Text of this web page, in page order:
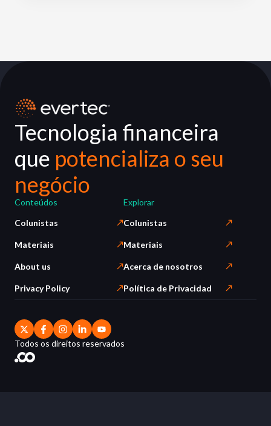
Tecnologia financeira
que potencializa o seu
negócio
Conteúdos
Colunistas
Materiais
About us
Privacy Policy
Explorar
Colunistas
Materiais
Acerca de nosotros
Política de Privacidad
Todos os direitos reservados